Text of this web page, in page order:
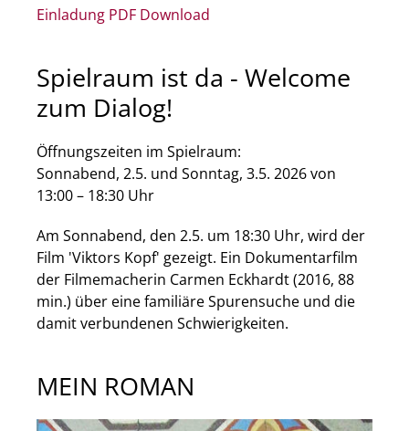
Einladung PDF Download
Spielraum ist da - Welcome
zum Dialog!
Öffnungszeiten im Spielraum:
Sonnabend, 2.5. und Sonntag, 3.5. 2026 von
13:00 – 18:30 Uhr
Am Sonnabend, den 2.5. um 18:30 Uhr, wird der
Film 'Viktors Kopf' gezeigt. Ein Dokumentarfilm
der Filmemacherin Carmen Eckhardt (2016, 88
min.) über eine familiäre Spurensuche und die
damit verbundenen Schwierigkeiten.
MEIN ROMAN